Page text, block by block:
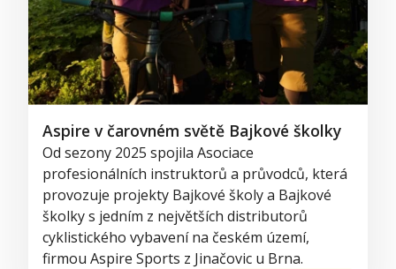
Aspire v čarovném světě Bajkové školky
Od sezony 2025 spojila Asociace
profesionálních instruktorů a průvodců, která
provozuje projekty Bajkové školy a Bajkové
školky s jedním z největších distributorů
cyklistického vybavení na českém území,
firmou Aspire Sports z Jinačovic u Brna.